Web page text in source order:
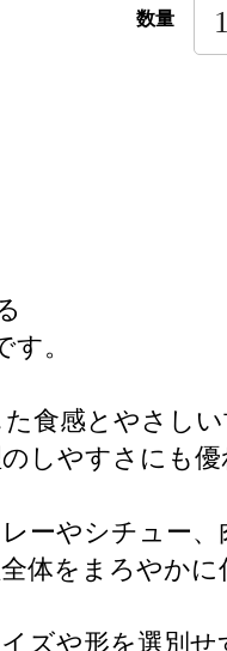
数量
。
食感とやさし
しやすさにも優
ーやシチュー
体をまろやかに
ズや形を選別